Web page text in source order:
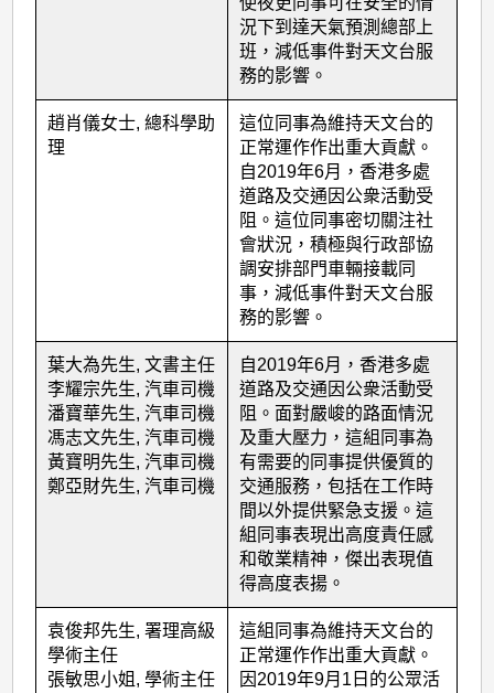
況下到達天氣預測總部上
班，減低事件對天文台服
務的影響。
趙肖儀女士, 總科學助
理
這位同事為維持天文台的
正常運作作出重大貢獻。
自2019年6月，香港多處
道路及交通因公衆活動受
阻。這位同事密切關注社
會狀況，積極與行政部協
調安排部門車輛接載同
事，減低事件對天文台服
務的影響。
葉大為先生, 文書主任
李耀宗先生, 汽車司機
潘寶華先生, 汽車司機
馮志文先生, 汽車司機
黃寶明先生, 汽車司機
鄭亞財先生, 汽車司機
自2019年6月，香港多處
道路及交通因公衆活動受
阻。面對嚴峻的路面情況
及重大壓力，這組同事為
有需要的同事提供優質的
交通服務，包括在工作時
間以外提供緊急支援。這
組同事表現出高度責任感
和敬業精神，傑出表現值
得高度表揚。
袁俊邦先生, 署理高級
學術主任
張敏思小姐, 學術主任
這組同事為維持天文台的
正常運作作出重大貢獻。
因2019年9月1日的公眾活